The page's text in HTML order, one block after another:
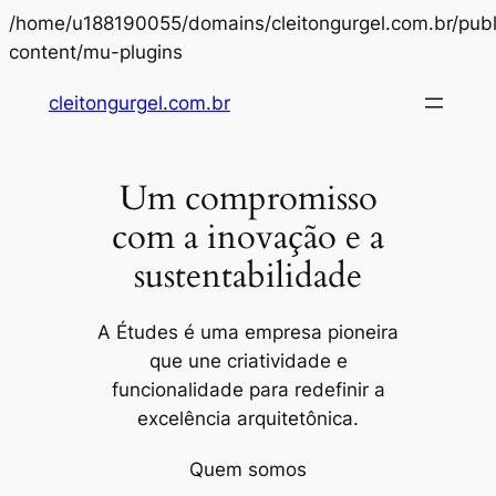
/home/u188190055/domains/cleitongurgel.com.br/
content/mu-plugins
o
cleitongurgel.com.br
Um compromisso
com a inovação e a
sustentabilidade
A Études é uma empresa pioneira
que une criatividade e
funcionalidade para redefinir a
excelência arquitetônica.
Quem somos